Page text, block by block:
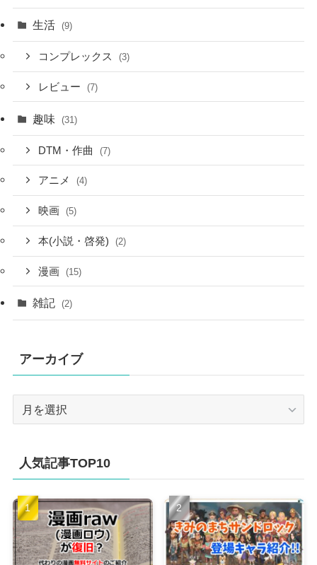
生活 (9)
コンプレックス (3)
レビュー (7)
趣味 (31)
DTM・作曲 (7)
アニメ (4)
映画 (5)
本(小説・啓発) (2)
漫画 (15)
雑記 (2)
アーカイブ
ブ
人気記事TOP10